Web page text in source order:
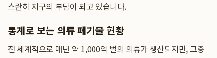
스란히 지구의 부담이 되고 있습니다.
통계로 보는 의류 폐기물 현황
전 세계적으로 매년 약 1,000억 벌의 의류가 생산되지만, 그중